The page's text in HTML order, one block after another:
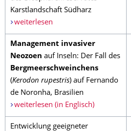
Karstlandschaft Südharz
weiterlesen
Management invasiver
Neozoen auf Inseln: Der Fall des
Bergmeerschweinchens
(Kerodon rupestris) auf Fernando
de Noronha, Brasilien
weiterlesen (in Englisch)
Entwicklung geeigneter